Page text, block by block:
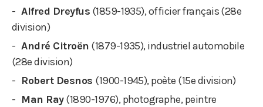
Alfred Dreyfus (1859-1935), officier français (28e
division)
André Citroën (1879-1935), industriel automobile
(28e division)
Robert Desnos (1900-1945), poète (15e division)
Man Ray(1890-1976), photographe, peintre